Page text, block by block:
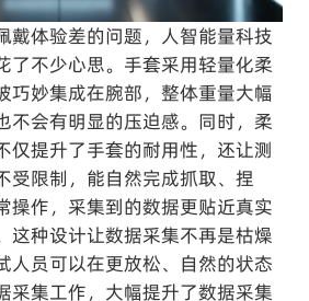
戴体验差的问题，人智能量科技
了不少心思。手套采用轻量化柔
巧妙集成在腕部，整体重量大幅
不会有明显的压迫感。同时，柔
仅提升了手套的耐用性，还让测
受限制，能自然完成抓取、捏
操作，采集到的数据更贴近真实
这种设计让数据采集不再是枯燥
人员可以在更放松、自然的状态
采集工作，大幅提升了数据采集